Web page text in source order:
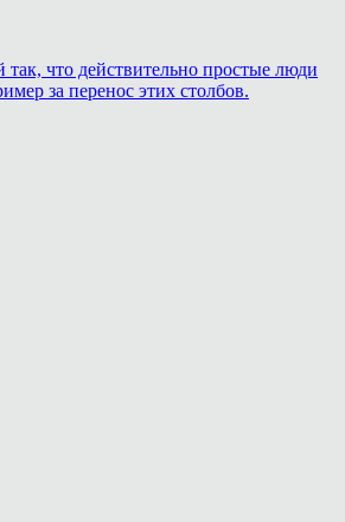
так, что действительно простые люди
за перенос этих столбов.